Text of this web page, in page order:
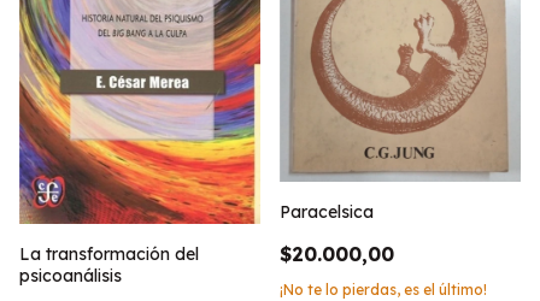
La transformación del
psicoanálisis
Paracelsica
$20.000,00
¡No te lo pierdas, es el último!